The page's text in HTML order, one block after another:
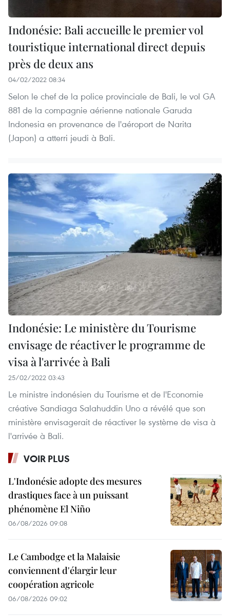
Indonésie: Bali accueille le premier vol
touristique international direct depuis
près de deux ans
04/02/2022 08:34
Selon le chef de la police provinciale de Bali, le vol GA
881 de la compagnie aérienne nationale Garuda
Indonesia en provenance de l'aéroport de Narita
(Japon) a atterri jeudi à Bali.
Indonésie: Le ministère du Tourisme
envisage de réactiver le programme de
visa à l'arrivée à Bali
25/02/2022 03:43
Le ministre indonésien du Tourisme et de l'Economie
créative Sandiaga Salahuddin Uno a révélé que son
ministère envisagerait de réactiver le système de visa à
l'arrivée à Bali.
VOIR PLUS
L'Indonésie adopte des mesures
drastiques face à un puissant
phénomène El Niño
06/08/2026 09:08
Le Cambodge et la Malaisie
conviennent d'élargir leur
coopération agricole
06/08/2026 09:02